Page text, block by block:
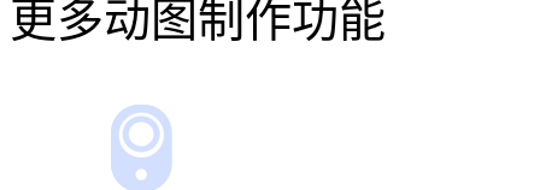
一直都在用，每次更新